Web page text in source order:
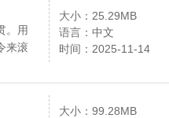
大小：25.29MB
语言：中文
时间：2025-11-14
。用
来滚
大小：99.28MB